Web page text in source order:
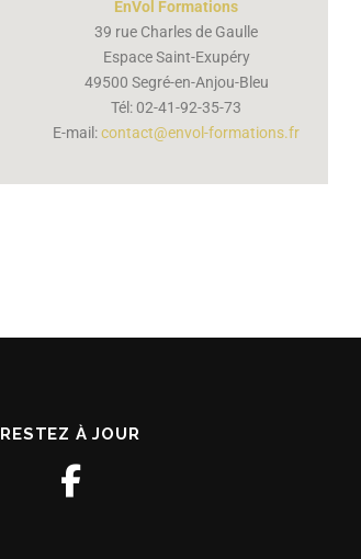
EnVol Formations
39 rue Charles de Gaulle
Espace Saint-Exupéry
49500 Segré-en-Anjou-Bleu
Tél: 02-41-92-35-73
E-mail:contact@envol-formations.fr
RESTEZ À JOUR